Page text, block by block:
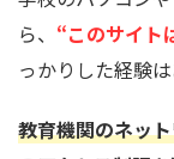
ら、 “このサイト
っかりした経験
教育機関のネッ